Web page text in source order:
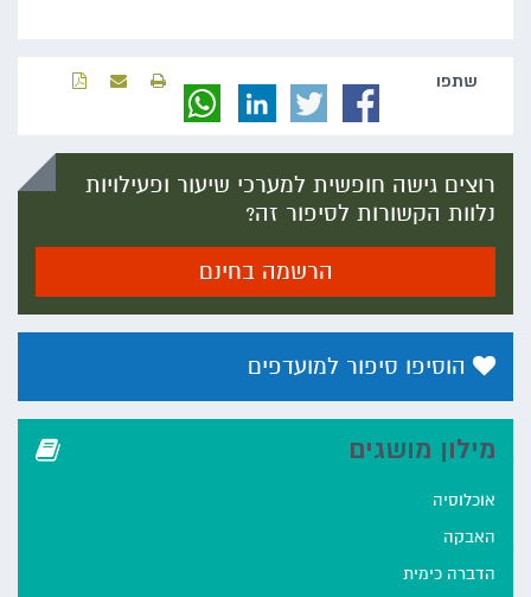
שתפו‬
רוצים גישה חופשית למערכי שיעור ופעילויות
נלוות הקשורות לסיפור זה?
הרשמה בחינם
הוסיפו סיפור למועדפים
מילון מושגים
אוכלוסיה
האבקה
הדברה כימית